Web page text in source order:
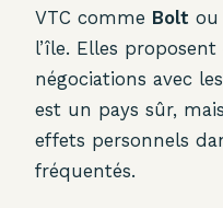
VTC comme Bolt ou
l’île. Elles
négociations avec
est un pays sûr,
effets personnels
fréquentés.